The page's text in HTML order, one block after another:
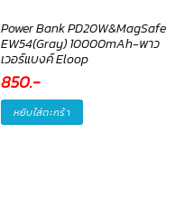
Power Bank PD20W&MagSafe
EW54(Gray) 10000mAh-พาว
เวอร์แบงค์ Eloop
850.-
หยิบใส่ตะกร้า